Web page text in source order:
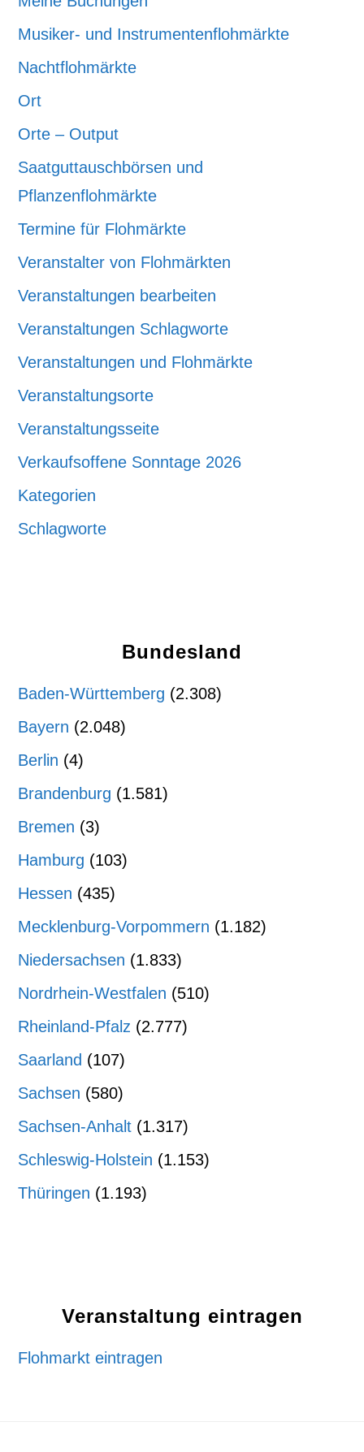
Musiker- und Instrumentenflohmärkte
Nachtflohmärkte
Ort
Orte – Output
Saatguttauschbörsen und
Pflanzenflohmärkte
Termine für Flohmärkte
Veranstalter von Flohmärkten
Veranstaltungen bearbeiten
Veranstaltungen Schlagworte
Veranstaltungen und Flohmärkte
Veranstaltungsorte
Veranstaltungsseite
Verkaufsoffene Sonntage 2026
Kategorien
Schlagworte
Bundesland
Baden-Württemberg (2.308)
Bayern (2.048)
Berlin (4)
Brandenburg (1.581)
Bremen (3)
Hamburg (103)
Hessen (435)
Mecklenburg-Vorpommern (1.182)
Niedersachsen (1.833)
Nordrhein-Westfalen (510)
Rheinland-Pfalz (2.777)
Saarland (107)
Sachsen (580)
Sachsen-Anhalt (1.317)
Schleswig-Holstein (1.153)
Thüringen (1.193)
Veranstaltung eintragen
Flohmarkt eintragen